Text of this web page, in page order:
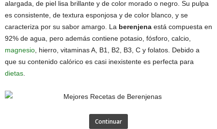
alargada, de piel lisa brillante y de color morado o negro. Su pulpa
es consistente, de textura esponjosa y de color blanco, y se
caracteriza por su sabor amargo. La berenjena está compuesta en
92% de agua, pero además contiene potasio, fósforo, calcio,
magnesio , hierro, vitaminas A, B1, B2, B3, C y folatos. Debido a
que su contenido calórico es casi inexistente es perfecta para
dietas
Continuar